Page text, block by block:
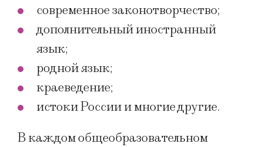
современное законотворчество;
дополнительный иностранный
язык;
родной язык;
краеведение;
истоки России и многие другие.
В каждом общеобразовательном